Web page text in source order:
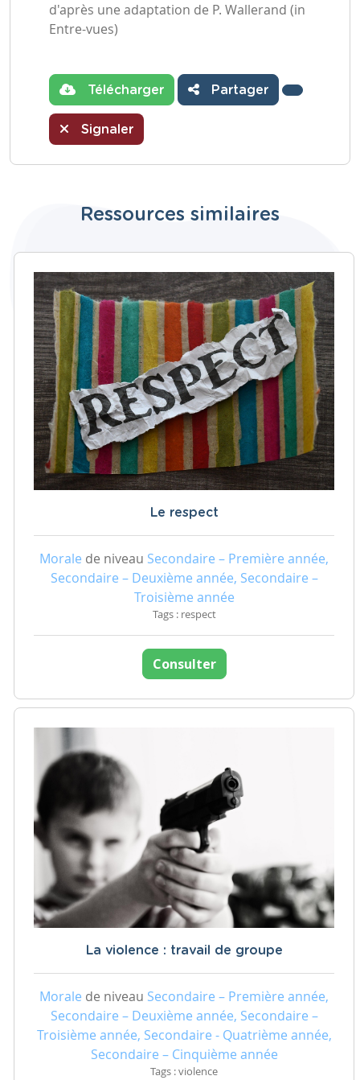
d'après une adaptation de P. Wallerand (in
Entre-vues)
Télécharger Partager
Signaler
Ressources similaires
Le respect
Morale de niveau Secondaire – Première année,
Secondaire – Deuxième année, Secondaire –
Troisième année
Tags : respect
Consulter
La violence : travail de groupe
Morale de niveau Secondaire – Première année,
Secondaire – Deuxième année, Secondaire –
Troisième année, Secondaire - Quatrième année,
Secondaire – Cinquième année
Tags : violence